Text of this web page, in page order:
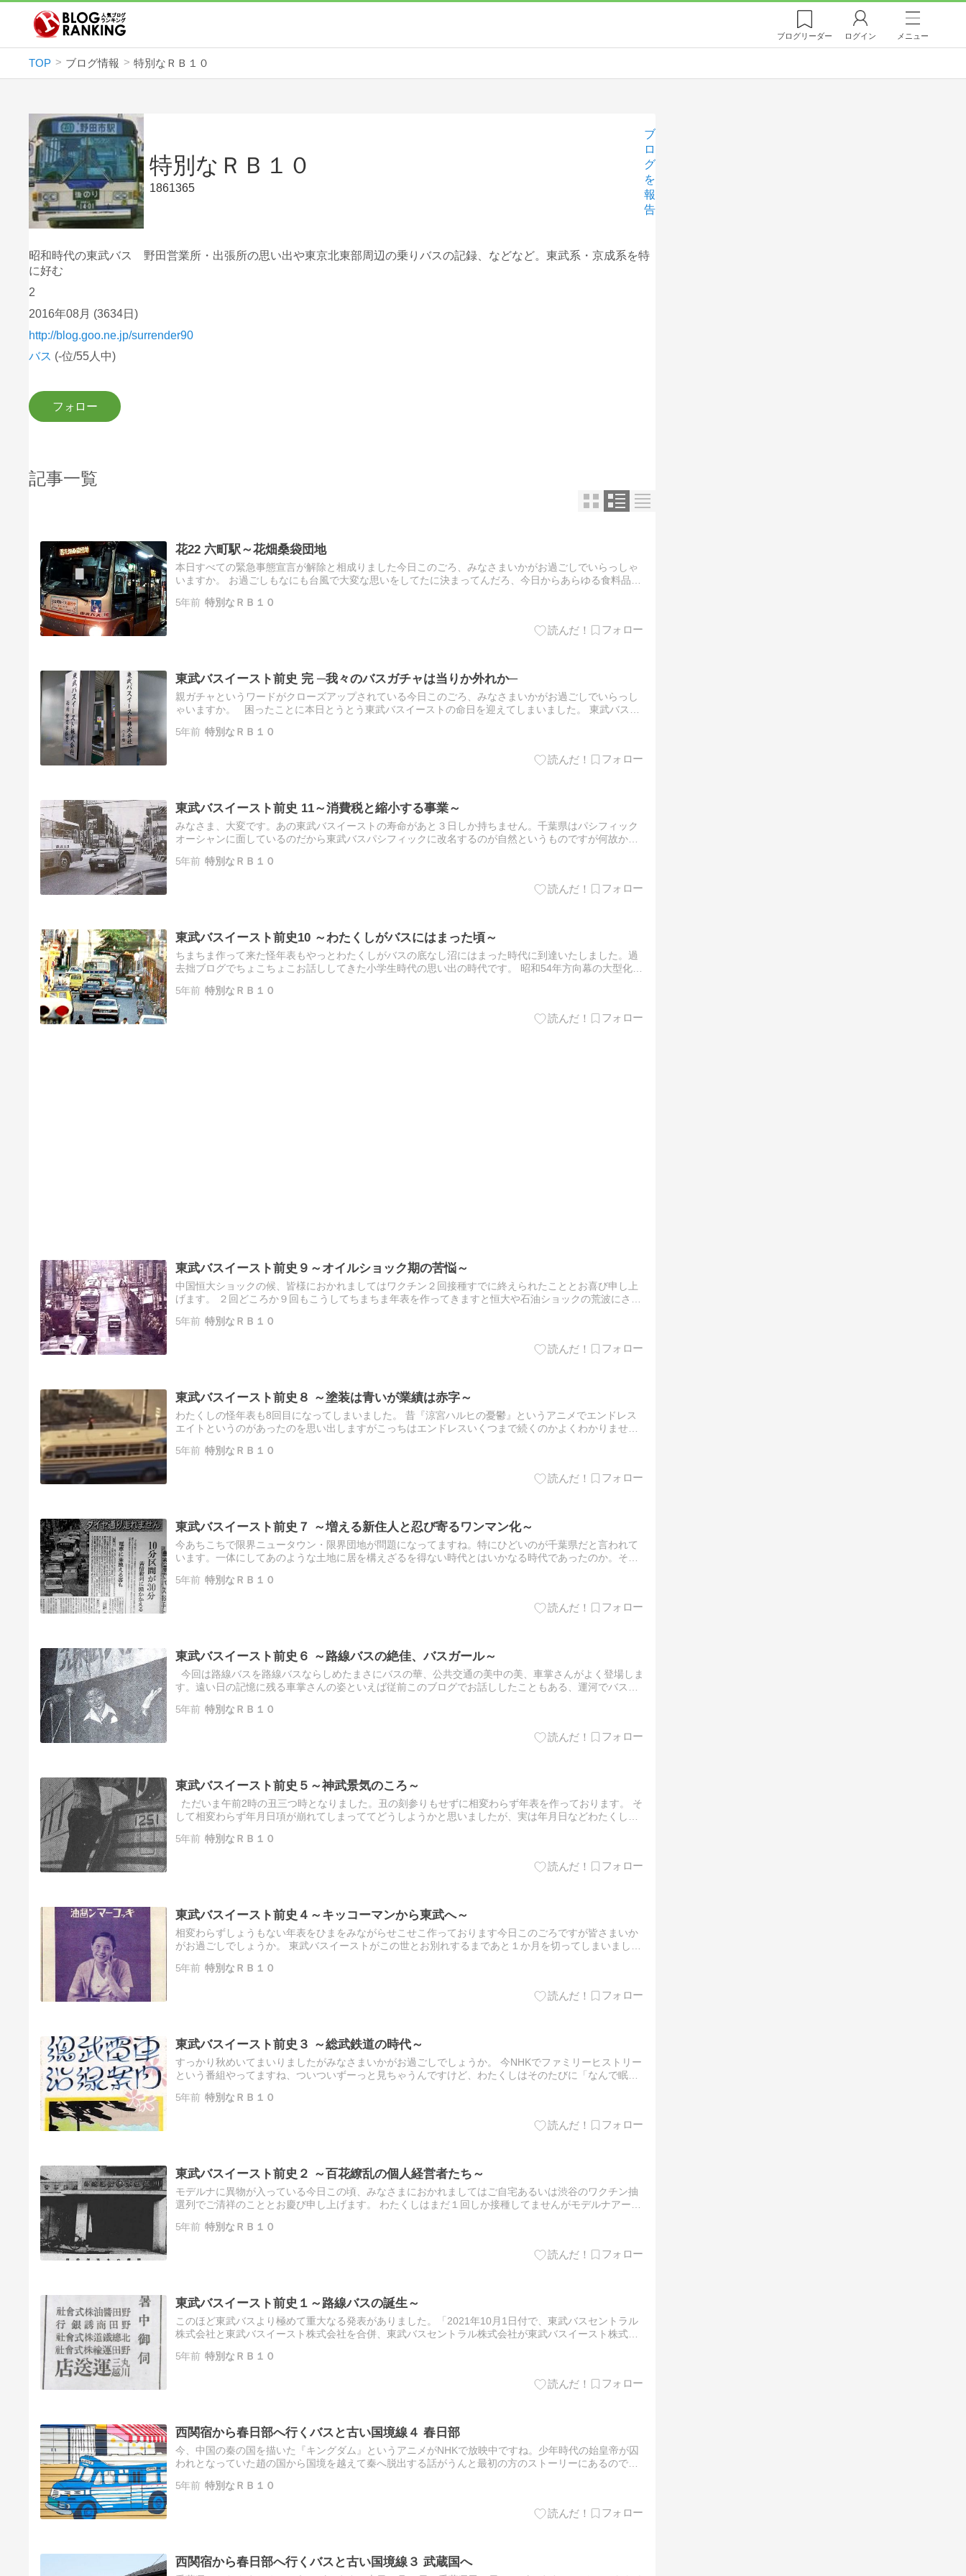
ブログリーダー ログイン メニュー
TOP ブログ情報 特別なＲＢ１０
特別なＲＢ１０
1861365
ブ
ロ
グ
を
報
告
昭和時代の東武バス 野田営業所・出張所の思い出や東京北東部周辺の乗りバスの記録、などなど。東武系・京成系を特
に好む
2
2016年08月 (3634日)
http://blog.goo.ne.jp/surrender90
バス (-位/55人中)
記事一覧
花22 六町駅～花畑桑袋団地
本日すべての緊急事態宣言が解除と相成りました今日このごろ、みなさまいかがお過ごしでいらっしゃ
いますか。 お過ごしもなにも台風で大変な思いをしてたに決まってんだろ、今日からあらゆる食料品が
5年前 特別なＲＢ１０
東武バスイースト前史 完 ─我々のバスガチャは当りか外れか─
親ガチャというワードがクローズアップされている今日このごろ、みなさまいかがお過ごしでいらっし
ゃいますか。 困ったことに本日とうとう東武バスイーストの命日を迎えてしまいました。 東武バスイ
5年前 特別なＲＢ１０
東武バスイースト前史 11～消費税と縮小する事業～
みなさま、大変です。あの東武バスイーストの寿命があと３日しか持ちません。千葉県はパシフィック
オーシャンに面しているのだから東武バスパシフィックに改名するのが自然というものですが何故かリ
5年前 特別なＲＢ１０
東武バスイースト前史10 ～わたくしがバスにはまった頃～
ちまちま作って来た怪年表もやっとわたくしがバスの底なし沼にはまった時代に到達いたしました。過
去拙ブログでちょこちょこお話ししてきた小学生時代の思い出の時代です。 昭和54年方向幕の大型化が
5年前 特別なＲＢ１０
東武バスイースト前史９～オイルショック期の苦悩～
中国恒大ショックの候、皆様におかれましてはワクチン２回接種すでに終えられたこととお喜び申し上
げます。 ２回どころか９回もこうしてちまちま年表を作ってきますと恒大や石油ショックの荒波にさら
5年前 特別なＲＢ１０
東武バスイースト前史８ ～塗装は青いが業績は赤字～
わたくしの怪年表も8回目になってしまいました。 昔『涼宮ハルヒの憂鬱』というアニメでエンドレス
エイトというのがあったのを思い出しますがこっちはエンドレスいくつまで続くのかよくわかりませ
5年前 特別なＲＢ１０
東武バスイースト前史７ ～増える新住人と忍び寄るワンマン化～
今あちこちで限界ニュータウン・限界団地が問題になってますね。特にひどいのが千葉県だと言われて
います。一体にしてあのような土地に居を構えざるを得ない時代とはいかなる時代であったのか。それ
5年前 特別なＲＢ１０
東武バスイースト前史６ ～路線バスの絶佳、バスガール～
今回は路線バスを路線バスならしめたまさにバスの華、公共交通の美中の美、車掌さんがよく登場しま
す。遠い日の記憶に残る車掌さんの姿といえば従前このブログでお話ししたこともある、運河でバスを
5年前 特別なＲＢ１０
東武バスイースト前史５～神武景気のころ～
ただいま午前2時の丑三つ時となりました。丑の刻参りもせずに相変わらず年表を作っております。 そ
して相変わらず年月日項が崩れてしまっててどうしようかと思いましたが、実は年月日などわたくしに
5年前 特別なＲＢ１０
東武バスイースト前史４～キッコーマンから東武へ～
相変わらずしょうもない年表をひまをみながらせこせこ作っております今日このごろですが皆さまいか
がお過ごしでしょうか。 東武バスイーストがこの世とお別れするまであと１か月を切ってしまいまし
5年前 特別なＲＢ１０
東武バスイースト前史３ ～総武鉄道の時代～
すっかり秋めいてまいりましたがみなさまいかがお過ごしでしょうか。 今NHKでファミリーヒストリー
という番組やってますね、ついついずーっと見ちゃうんですけど、わたくしはそのたびに「なんで眠た
5年前 特別なＲＢ１０
東武バスイースト前史２ ～百花繚乱の個人経営者たち～
モデルナに異物が入っている今日この頃、みなさまにおかれましてはご自宅あるいは渋谷のワクチン抽
選列でご清祥のこととお慶び申し上げます。 わたくしはまだ１回しか接種してませんがモデルナアーム
5年前 特別なＲＢ１０
東武バスイースト前史１～路線バスの誕生～
このほど東武バスより極めて重大なる発表がありました。「2021年10月1日付で、東武バスセントラル
株式会社と東武バスイースト株式会社を合併、東武バスセントラル株式会社が東武バスイースト株式会
5年前 特別なＲＢ１０
西関宿から春日部へ行くバスと古い国境線４ 春日部
今、中国の秦の国を描いた『キングダム』というアニメがNHKで放映中ですね。少年時代の始皇帝が囚
われとなっていた趙の国から国境を越えて秦へ脱出する話がうんと最初の方のストーリーにあるのです
5年前 特別なＲＢ１０
西関宿から春日部へ行くバスと古い国境線３ 武蔵国へ